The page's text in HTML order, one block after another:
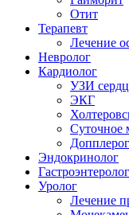
Отит
Терапевт
Лечение
Невролог
Кардиолог
УЗИ
ЭКГ
Суточное
Эндокринолог
Гастроэнтеролог
Уролог
Лечение